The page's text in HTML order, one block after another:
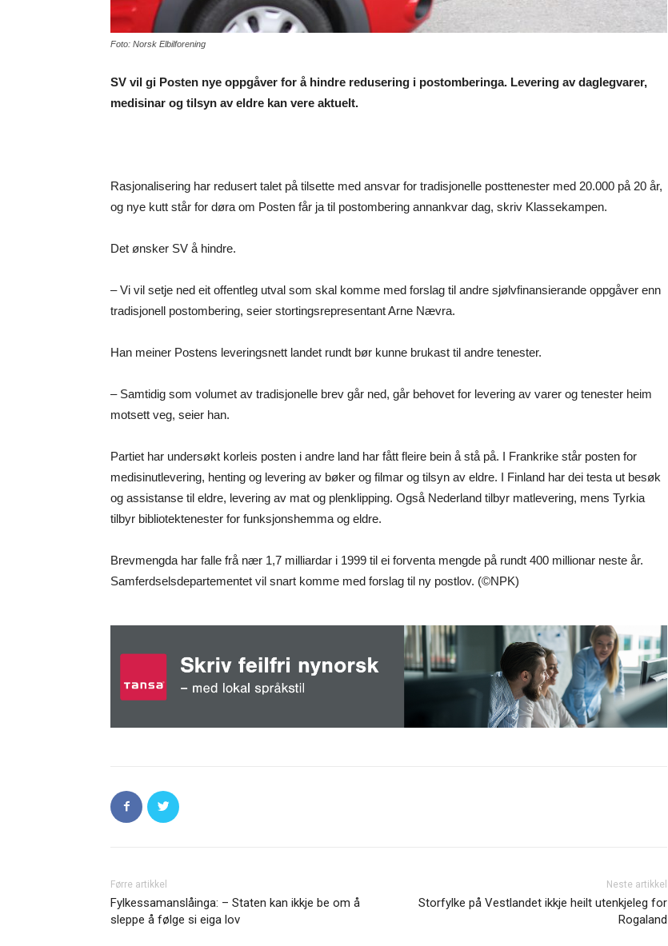
Foto: Norsk Elbilforening
SV vil gi Posten nye oppgåver for å hindre redusering i postomberinga. Levering av daglegvarer,
medisinar og tilsyn av eldre kan vere aktuelt.
Rasjonalisering har redusert talet på tilsette med ansvar for tradisjonelle posttenester med 20.000 på 20 år,
og nye kutt står for døra om Posten får ja til postombering annankvar dag, skriv Klassekampen.
Det ønsker SV å hindre.
– Vi vil setje ned eit offentleg utval som skal komme med forslag til andre sjølvfinansierande oppgåver enn
tradisjonell postombering, seier stortingsrepresentant Arne Nævra.
Han meiner Postens leveringsnett landet rundt bør kunne brukast til andre tenester.
– Samtidig som volumet av tradisjonelle brev går ned, går behovet for levering av varer og tenester heim
motsett veg, seier han.
Partiet har undersøkt korleis posten i andre land har fått fleire bein å stå på. I Frankrike står posten for
medisinutlevering, henting og levering av bøker og filmar og tilsyn av eldre. I Finland har dei testa ut besøk
og assistanse til eldre, levering av mat og plenklipping. Også Nederland tilbyr matlevering, mens Tyrkia
tilbyr bibliotektenester for funksjonshemma og eldre.
Brevmengda har falle frå nær 1,7 milliardar i 1999 til ei forventa mengde på rundt 400 millionar neste år.
Samferdselsdepartementet vil snart komme med forslag til ny postlov. (©NPK)
Førre artikkel
Fylkessamanslåinga: – Staten kan ikkje be om å
sleppe å følge si eiga lov
Neste artikkel
Storfylke på Vestlandet ikkje heilt utenkjeleg for
Rogaland